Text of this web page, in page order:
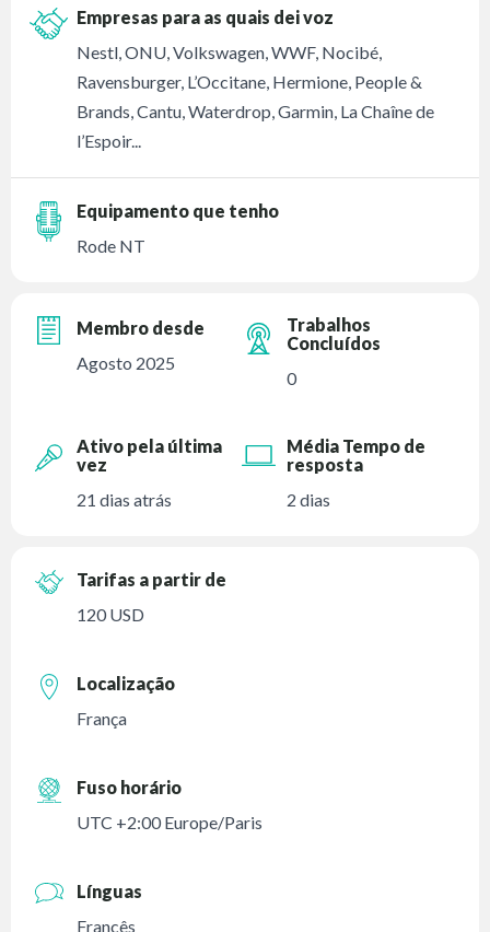
Empresas para as quais dei voz
Nestl, ONU, Volkswagen, WWF, Nocibé,
Ravensburger, L’Occitane, Hermione, People &
Brands, Cantu, Waterdrop, Garmin, La Chaîne de
l’Espoir...
Equipamento que tenho
Rode NT
Membro desde
Agosto 2025
Trabalhos
Concluídos
0
Ativo pela última
vez
21 dias atrás
Média Tempo de
resposta
2 dias
Tarifas a partir de
120 USD
Localização
França
Fuso horário
UTC +2:00 Europe/Paris
Línguas
Francês